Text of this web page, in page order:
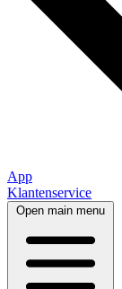
App
Klantenservice
Open main menu